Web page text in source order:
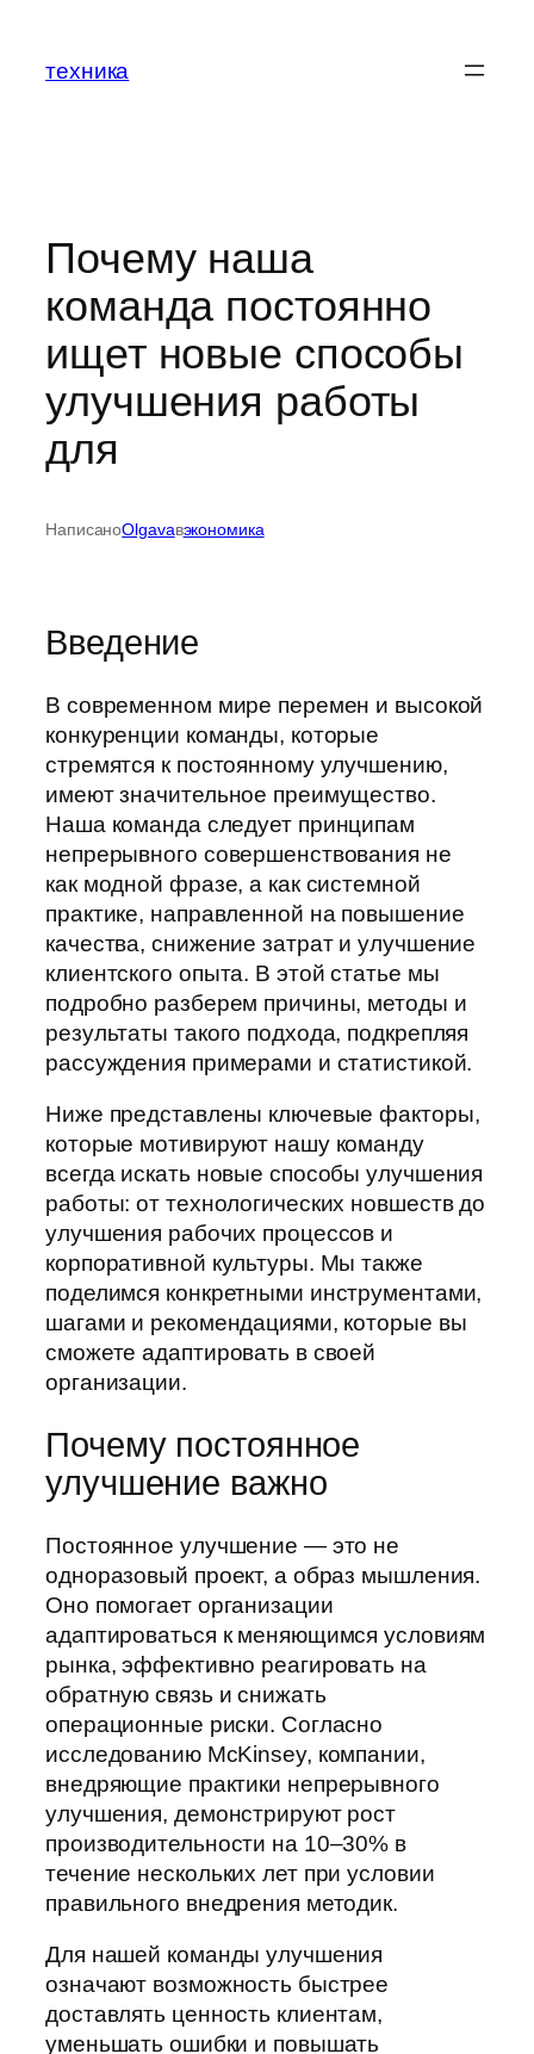
содержимому
техника
Почему наша
команда постоянно
ищет новые способы
улучшения работы
для
НаписаноOlgavaвэкономика
Введение
В современном мире перемен и высокой
конкуренции команды, которые
стремятся к постоянному улучшению,
имеют значительное преимущество.
Наша команда следует принципам
непрерывного совершенствования не
как модной фразе, а как системной
практике, направленной на повышение
качества, снижение затрат и улучшение
клиентского опыта. В этой статье мы
подробно разберем причины, методы и
результаты такого подхода, подкрепляя
рассуждения примерами и статистикой.
Ниже представлены ключевые факторы,
которые мотивируют нашу команду
всегда искать новые способы улучшения
работы: от технологических новшеств до
улучшения рабочих процессов и
корпоративной культуры. Мы также
поделимся конкретными инструментами,
шагами и рекомендациями, которые вы
сможете адаптировать в своей
организации.
Почему постоянное
улучшение важно
Постоянное улучшение — это не
одноразовый проект, а образ мышления.
Оно помогает организации
адаптироваться к меняющимся условиям
рынка, эффективно реагировать на
обратную связь и снижать
операционные риски. Согласно
исследованию McKinsey, компании,
внедряющие практики непрерывного
улучшения, демонстрируют рост
производительности на 10–30% в
течение нескольких лет при условии
правильного внедрения методик.
Для нашей команды улучшения
означают возможность быстрее
доставлять ценность клиентам,
уменьшать ошибки и повышать